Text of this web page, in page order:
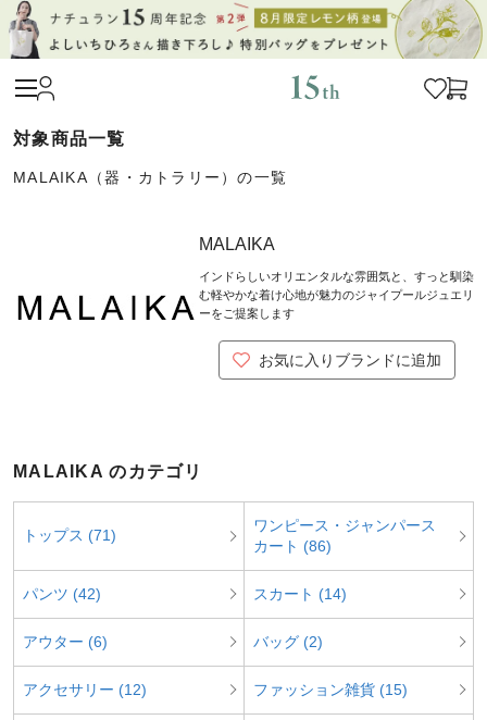
MALAIKA（器・カトラリー）の一覧
MALAIKA
インドらしいオリエンタルな雰囲気と、すっと馴染
む軽やかな着け心地が魅力のジャイプールジュエリ
ーをご提案します
お気に入りブランドに追加
MALAIKA のカテゴリ
トップス (71)
ワンピース・ジャンパース
カート (86)
パンツ (42) スカート (14)
アウター (6) バッグ (2)
アクセサリー (12) ファッション雑貨 (15)